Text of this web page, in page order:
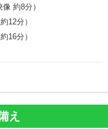
像 約8分）
約12分）
約16分）
え